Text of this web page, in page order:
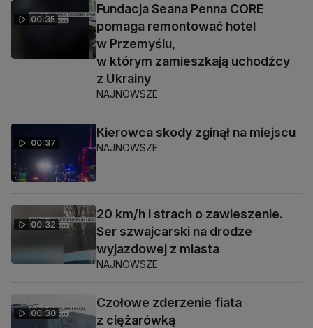
00:35
Fundacja Seana Penna CORE
pomaga remontować hotel
w Przemyślu,
w którym zamieszkają uchodźcy
z Ukrainy
NAJNOWSZE
00:37
Kierowca skody zginął na miejscu
NAJNOWSZE
00:32
20 km/h i strach o zawieszenie.
Ser szwajcarski na drodze
wyjazdowej z miasta
NAJNOWSZE
00:30
Czołowe zderzenie fiata
z ciężarówką